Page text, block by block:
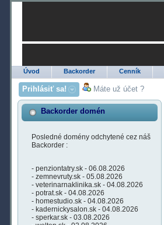
Úvod Backorder Cenník
Prihlásiť sa! Máte už účet ?
Backorder domén
Posledné domény odchytené cez náš
Backorder :
- penziontatry.sk - 06.08.2026
- zemnevruty.sk - 05.08.2026
- veterinarnaklinika.sk - 04.08.2026
- potrat.sk - 04.08.2026
- homestudio.sk - 04.08.2026
- kadernickysalon.sk - 04.08.2026
- sperkar.sk - 03.08.2026